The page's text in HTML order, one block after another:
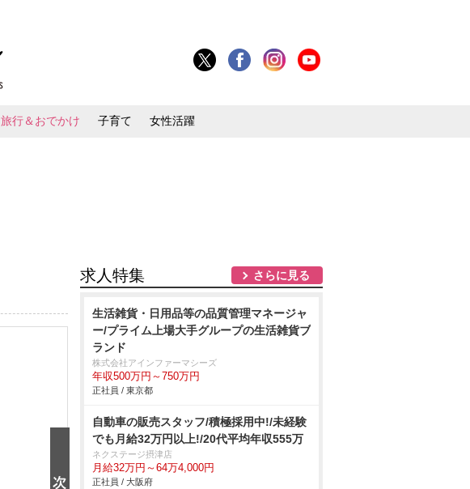
旅行＆おでかけ 子育て 女性活躍
求人特集 さらに見る
生活雑貨・日用品等の品質管理マネージャ
ー/プライム上場大手グループの生活雑貨ブ
ランド
株式会社アインファーマシーズ
年収500万円～750万円
正社員 / 東京都
自動車の販売スタッフ/積極採用中!/未経験
でも月給32万円以上!/20代平均年収555万
ネクステージ摂津店
月給32万円～64万4,000円
正社員 / 大阪府